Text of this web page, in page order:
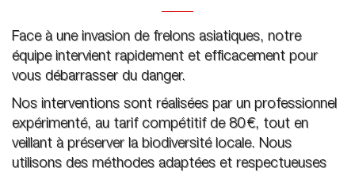
Face à une invasion de frelons asiatiques, notre
équipe intervient rapidement et efficacement pour
vous débarrasser du danger.
Nos interventions sont réalisées par un professionnel
expérimenté, au tarif compétitif de 80 €, tout en
veillant à préserver la biodiversité locale. Nous
utilisons des méthodes adaptées et respectueuses